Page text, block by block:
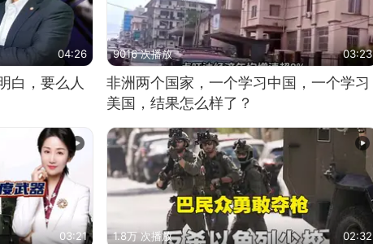
04:26
白，要么人
9016 次播放 03:23
非洲两个国家，一个学习中国，一个学习
美国，结果怎么样了？
03:21 1.8万 次播放 02:32